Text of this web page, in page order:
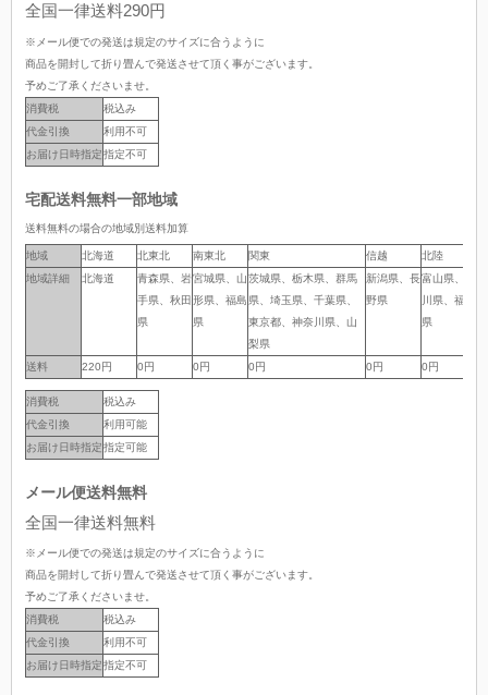
全国一律送料290円
※メール便での発送は規定のサイズに合うように
商品を開封して折り畳んで発送させて頂く事がございます。
予めご了承くださいませ。
消費税
税込み
代金引換
利用不可
お届け日時指定指定不可
宅配送料無料一部地域
送料無料の場合の地域別送料加算
地域 北海道 北東北 南東北 関東 信越 北陸
地域詳細
北海道
青森県、岩
手県、秋田
県
宮城県、山
形県、福島
県
茨城県、栃木県、群馬
県、埼玉県、千葉県、
東京都、神奈川県、山
梨県
新潟県、長
野県
富山県、石
川県、福井
県
送料 220円 0円 0円 0円 0円 0円
地域
地域詳細
送料
消費税
税込み
代金引換
利用可能
お届け日時指定指定可能
メール便送料無料
全国一律送料無料
※メール便での発送は規定のサイズに合うように
商品を開封して折り畳んで発送させて頂く事がございます。
予めご了承くださいませ。
消費税
税込み
代金引換
利用不可
お届け日時指定指定不可